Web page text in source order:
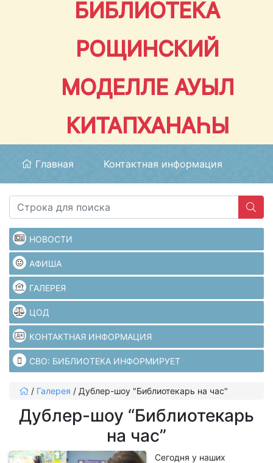
БИБЛИОТЕКА
РОЩИНСКИЙ
МОДЕЛЛЕ АУЫЛ
КИТАПХАНАҺЫ
Главная Контактная информация
НОВОСТИ
АФИША
ГАЛЕРЕЯ
ЦОД
КОНТАКТНАЯ ИНФОРМАЦИЯ
СВО: БИБЛИОТЕКА ИНФОРМИРУЕТ
/ Галерея / Дублер-шоу "Библиотекарь на час"
Дублер-шоу “Библиотекарь
на час”
Сегодня у наших